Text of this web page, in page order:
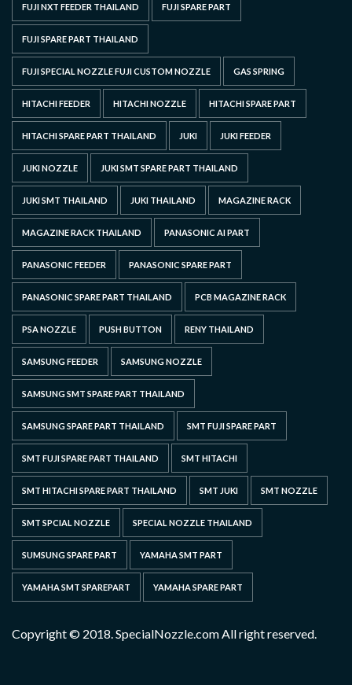
FUJI NXT FEEDER THAILAND FUJI SPARE PART
FUJI SPARE PART THAILAND
FUJI SPECIAL NOZZLE FUJI CUSTOM NOZZLE GAS SPRING
HITACHI FEEDER HITACHI NOZZLE HITACHI SPARE PART
HITACHI SPARE PART THAILAND JUKI JUKI FEEDER
JUKI NOZZLE JUKI SMT SPARE PART THAILAND
JUKI SMT THAILAND JUKI THAILAND MAGAZINE RACK
MAGAZINE RACK THAILAND PANASONIC AI PART
PANASONIC FEEDER PANASONIC SPARE PART
PANASONIC SPARE PART THAILAND PCB MAGAZINE RACK
PSA NOZZLE PUSH BUTTON RENY THAILAND
SAMSUNG FEEDER SAMSUNG NOZZLE
SAMSUNG SMT SPARE PART THAILAND
SAMSUNG SPARE PART THAILAND SMT FUJI SPARE PART
SMT FUJI SPARE PART THAILAND SMT HITACHI
SMT HITACHI SPARE PART THAILAND SMT JUKI SMT NOZZLE
SMT SPCIAL NOZZLE SPECIAL NOZZLE THAILAND
SUMSUNG SPARE PART YAMAHA SMT PART
YAMAHA SMT SPAREPART YAMAHA SPARE PART
Copyright © 2018. SpecialNozzle.com All right reserved.